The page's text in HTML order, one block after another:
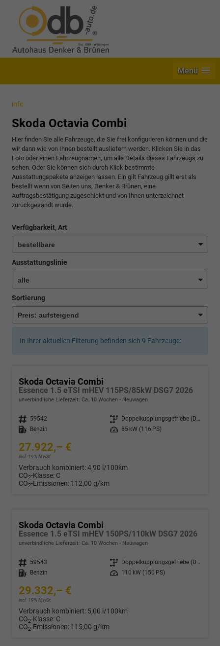
Menü
info
Skoda Octavia Combi
Hier finden Sie alle Fahrzeuge, die Sie frei konfigurieren können und die
wir dann wie von Ihnen bestellt ausliefern werden. Klicken Sie in das
Foto oder einen Fahrzeugnamen, um alle Details dieses Fahrzeugs zu
sehen. Oder Sie können sich durch Klick bestimmte
Ausstattungspakete anzeigen lassen. Ein gilt Fahrzeug gillt erst als
bestellt wenn von Seiten uns, Denker & Brünen, eine
Auftragsbestätigung zugeschickt und von Ihnen unterzeichnet
zurückgesandt wurde.
Verfügbarkeit, Art
Ausstattungslinie
Sortierung
In Ihrer aktuellen Filterung befinden sich 9 Fahrzeuge:
Skoda Octavia Combi
Essence 1.5 eTSI mHEV 115PS/85kW DSG7 2026
unverbindliche Lieferzeit: Ca. 10 Wochen Neuwagen
Fahrzeugnr. 59542 Getriebe
Doppelkupplungsgetriebe (DSG)
Kraftstoff
Benzin Leistung 85 kW (116 PS)
27.922,– €
incl. 19% MwSt.
Verbrauch kombiniert:4,90 l/100km
CO2-Klasse: C
CO2-Emissionen: 112,00 g/km
Skoda Octavia Combi
Essence 1.5 eTSI mHEV 150PS/110kW DSG7 2026
unverbindliche Lieferzeit: Ca. 10 Wochen Neuwagen
Fahrzeugnr. 59543 Getriebe
Doppelkupplungsgetriebe (DSG)
Kraftstoff
Benzin Leistung 110 kW (150 PS)
29.332,– €
incl. 19% MwSt.
Verbrauch kombiniert: 5,00 l/100km
CO2-Klasse: C
CO2-Emissionen: 115,00 g/km